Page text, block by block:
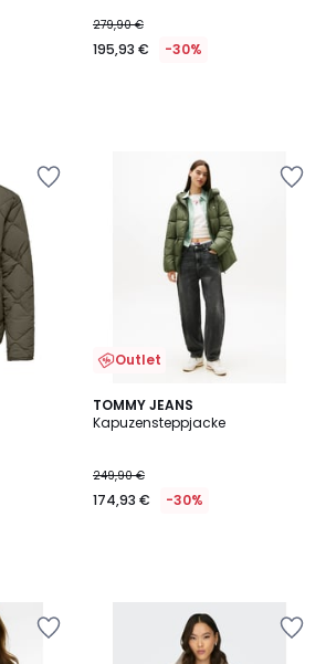
279,90 €
195,93 € -30%
Outlet
TOMMY JEANS
Kapuzensteppjacke
249,90 €
174,93 € -30%